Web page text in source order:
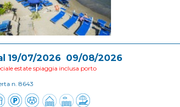
19/07/2026 09/08/2026
estate spiaggia inclusa porto
n. 8643